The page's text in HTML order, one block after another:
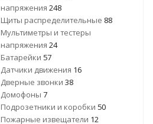
напряжения 248
Щиты распределительные 88
Мультиметры и тестеры
напряжения 24
Батарейки 57
Датчики движения 16
Дверные звонки 38
Домофоны 7
Подрозетники и коробки 50
Пожарные извещатели 12